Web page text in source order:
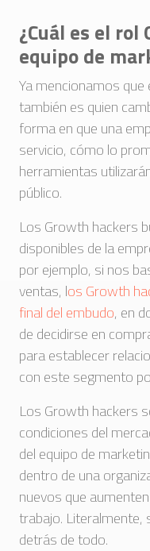
¿Cuál es el rol
equipo de
Ya mencionamos
también es quien
forma en que una
servicio, cómo lo
herramientas
público.
Los Growth hackers
disponibles de la
por ejemplo, si nos
ventas, los Growth
final del embudo, en
de decidirse en
para establecer
con este segmento
Los Growth hackers
condiciones del
del equipo de
dentro de una
nuevos que
trabajo.
detrás de todo.